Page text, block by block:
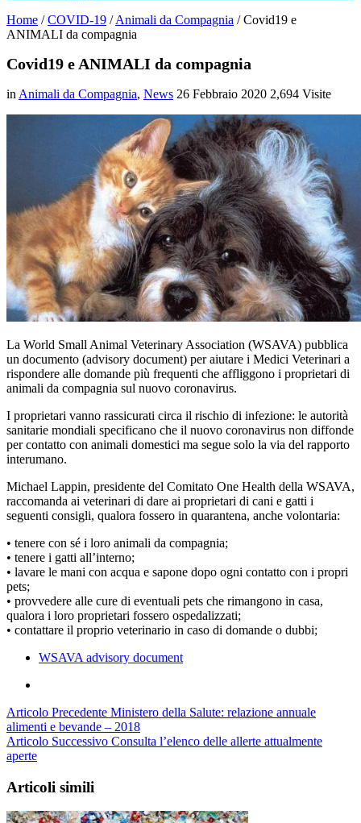
Home / COVID-19 / Animali da Compagnia / Covid19 e
ANIMALI da compagnia
Covid19 e ANIMALI da compagnia
in Animali da Compagnia, News 26 Febbraio 2020 2,694 Visite
La World Small Animal Veterinary Association (WSAVA) pubblica
un documento (advisory document) per aiutare i Medici Veterinari a
rispondere alle domande più frequenti che affliggono i proprietari di
animali da compagnia sul nuovo coronavirus.
I proprietari vanno rassicurati circa il rischio di infezione: le autorità
sanitarie mondiali specificano che il nuovo coronavirus non diffonde
per contatto con animali domestici ma segue solo la via del rapporto
interumano.
Michael Lappin, presidente del Comitato One Health della WSAVA,
raccomanda ai veterinari di dare ai proprietari di cani e gatti i
seguenti consigli, qualora fossero in quarantena, anche volontaria:
• tenere con sé i loro animali da compagnia;
• tenere i gatti all’interno;
• lavare le mani con acqua e sapone dopo ogni contatto con i propri
pets;
• provvedere alle cure di eventuali pets che rimangono in casa,
qualora i loro proprietari fossero ospedalizzati;
• contattare il proprio veterinario in caso di domande o dubbi;
WSAVA advisory document
Articolo Precedente Ministero della Salute: relazione annuale
alimenti e bevande – 2018
Articolo Successivo Consulta l’elenco delle allerte attualmente
aperte
Articoli simili